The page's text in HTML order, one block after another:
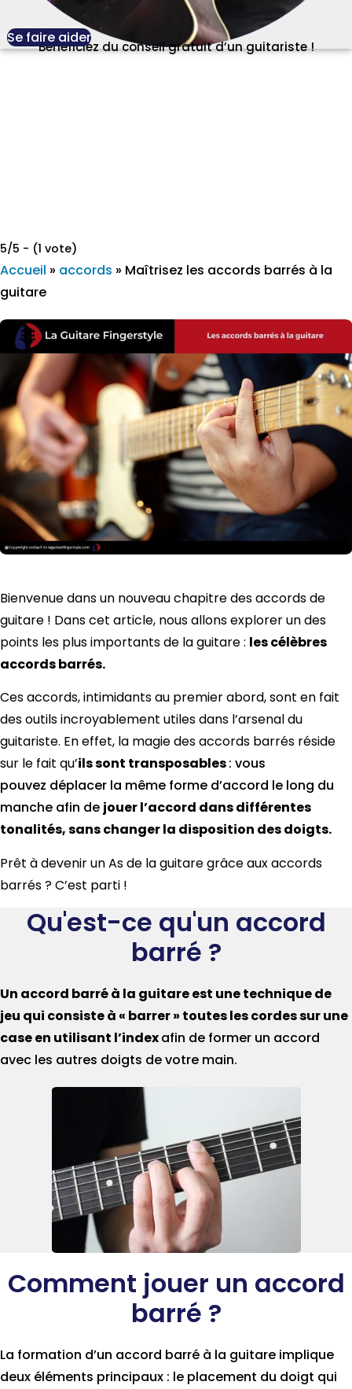
Bénéficiez du conseil gratuit d’un guitariste !
Se faire aider
5/5 - (1 vote)
Accueil » accords » Maîtrisez les accords barrés à la
guitare
Bienvenue dans un nouveau chapitre des accords de
guitare ! Dans cet article, nous allons explorer un des
points les plus importants de la guitare : les célèbres
accords barrés.
Ces accords, intimidants au premier abord, sont en fait
des outils incroyablement utiles dans l’arsenal du
guitariste. En effet, la magie des accords barrés réside
sur le fait qu’ilssont transposables: vous
pouvez déplacer la même forme d’accord le long du
manche afin de jouer l’accord dans différentes
tonalités, sans changer la disposition des doigts.
Prêt à devenir un As de la guitare grâce aux accords
barrés ? C’est parti !
Qu'est-ce qu'un accord
barré ?
Un accord barré à la guitareest une technique de
jeu qui consisteà « barrer » toutes les cordes sur une
case en utilisant l’indexafin de former un accord
avec les autres doigts de votre main.
Comment jouer un accord
barré ?
La formation d’un accord barré à la guitare implique
deux éléments principaux : le placement du doigt qui